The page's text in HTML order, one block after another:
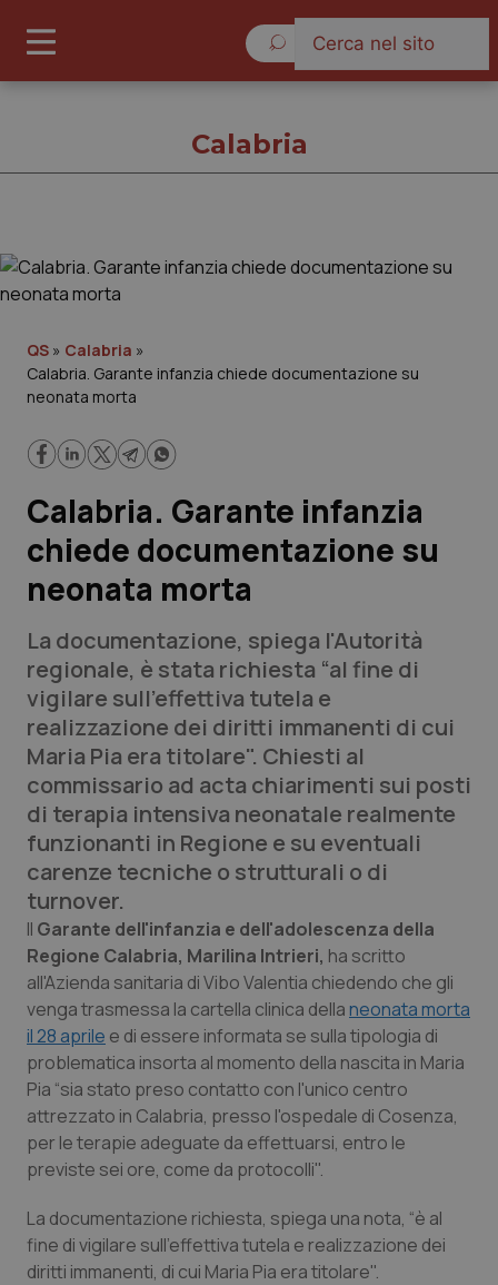
Governo e Parlamento
Regioni e Asl
Lavoro e Professioni
Scienza e Farmaci
Studi e Analisi
Lettere al direttore
Edizioni Regionali
QS Pro
Professionisti Sanitari.AI
Abruzzo
Basilicata
Calabria
Campania
Emilia-Romagna
Friuli Venezia Giulia
Lazio
QS Pro Gold
Artrite & artrosi
Asma & BPCO
Car-T
Colesterolo & coronaropatie
Dermatite Atopica
Diabete & glucometri
QS Club Newsletter
Calabria
QS » Calabria »
Calabria. Garante infanzia chiede documentazione su
neonata morta
Calabria. Garante infanzia
chiede documentazione su
neonata morta
La documentazione, spiega l'Autorità
regionale, è stata richiesta “al fine di
vigilare sull'effettiva tutela e
realizzazione dei diritti immanenti di cui
Maria Pia era titolare". Chiesti al
commissario ad acta chiarimenti sui posti
di terapia intensiva neonatale realmente
funzionanti in Regione e su eventuali
carenze tecniche o strutturali o di
turnover.
Il Garante dell'infanzia e dell'adolescenza della
Regione Calabria, Marilina Intrieri, ha scritto
all'Azienda sanitaria di Vibo Valentia chiedendo che gli
venga trasmessa la cartella clinica dellaneonata morta
il 28 aprile e di essere informata se sulla tipologia di
problematica insorta al momento della nascita in Maria
Pia “sia stato preso contatto con l'unico centro
attrezzato in Calabria, presso l'ospedale di Cosenza,
per le terapie adeguate da effettuarsi, entro le
previste sei ore, come da protocolli".
La documentazione richiesta, spiega una nota, “è al
fine di vigilare sull'effettiva tutela e realizzazione dei
diritti immanenti, di cui Maria Pia era titolare".